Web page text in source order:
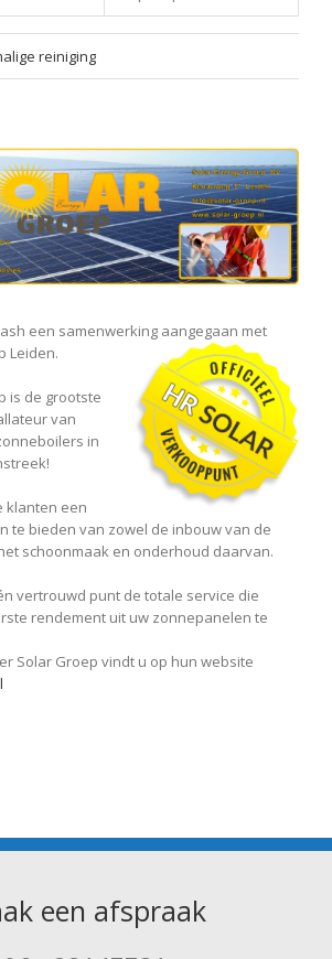
reiniging
een samenwerking aangegaan met
Leiden.
is de grootste
van
in
klanten een
te bieden van zowel de inbouw van de
schoonmaak en onderhoud daarvan.
vertrouwd punt de totale service die
rendement uit uw zonnepanelen te
Solar Groep vindt u op hun website
een afspraak